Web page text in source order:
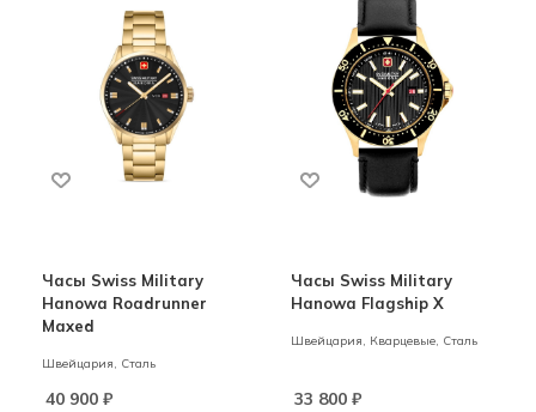
Часы Swiss Military
Hanowa Roadrunner
Maxed
Швейцария, Сталь
40 900 ₽
Часы Swiss Military
Hanowa Flagship X
Швейцария, Кварцевые, Сталь
33 800₽